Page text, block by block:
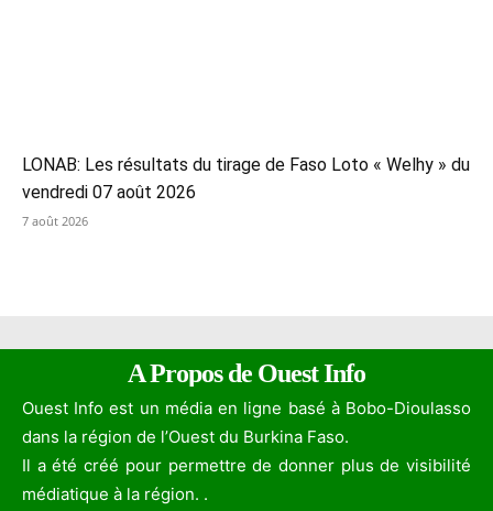
LONAB: Les résultats du tirage de Faso Loto « Welhy » du
vendredi 07 août 2026
7 août 2026
A Propos de Ouest Info
Ouest Info est un média en ligne basé à Bobo-Dioulasso
dans la région de l’Ouest du Burkina Faso.
Il a été créé pour permettre de donner plus de visibilité
médiatique à la région. .